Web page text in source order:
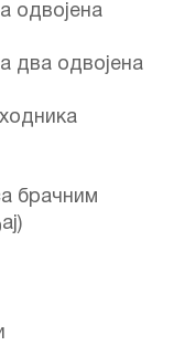
одвојена
два одвојена
брачним